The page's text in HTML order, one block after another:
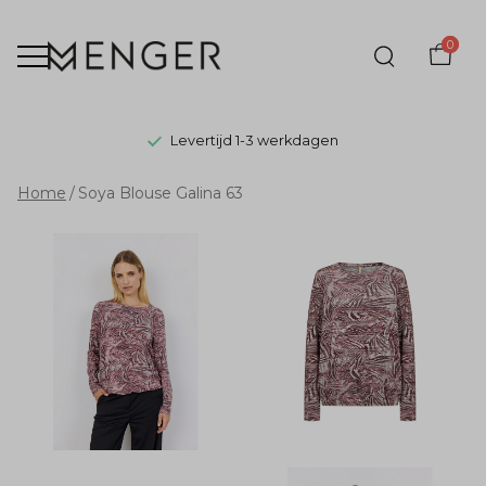
0
Levertijd 1-3 werkdagen
Soya
Blouse
Galina
Menger
Home Soya Blouse Galina 63